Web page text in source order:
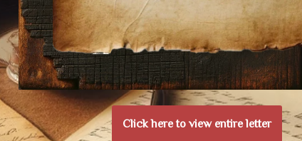
Click here to view entire letter